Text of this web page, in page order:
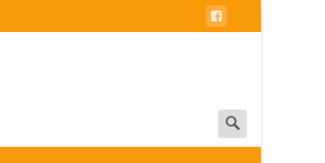
Search
for: